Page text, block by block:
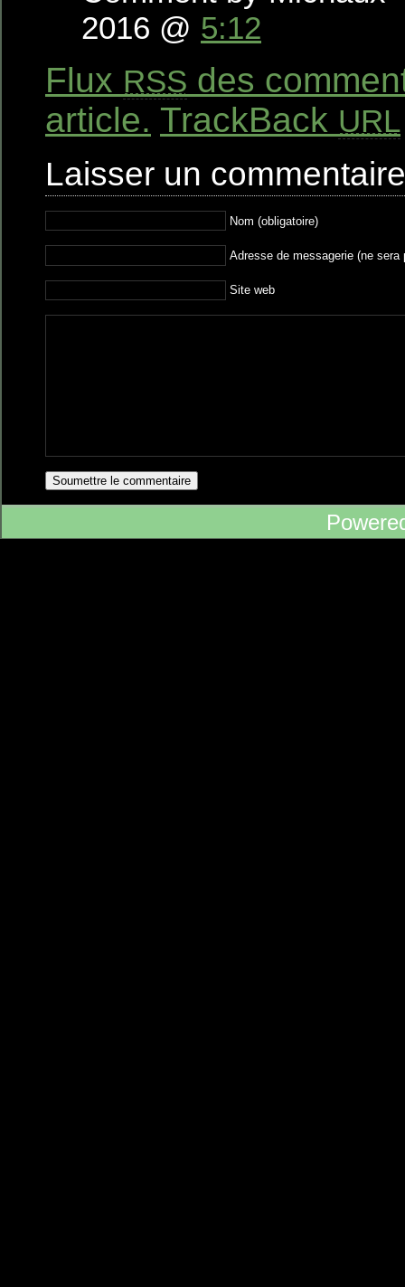
2016 @ 5:12
Flux RSS des
article. TrackBack URL
Laisser un commentaire
Nom (obligatoire)
Adresse de messagerie (ne sera
Site web